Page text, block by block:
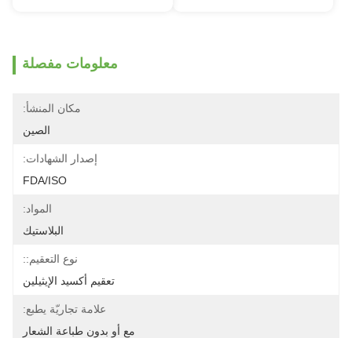
معلومات مفصلة
مكان المنشأ:
الصين
إصدار الشهادات:
FDA/ISO
المواد:
البلاستيك
نوع التعقيم::
تعقيم أكسيد الإيثيلين
علامة تجاريّة يطبع:
مع أو بدون طباعة الشعار